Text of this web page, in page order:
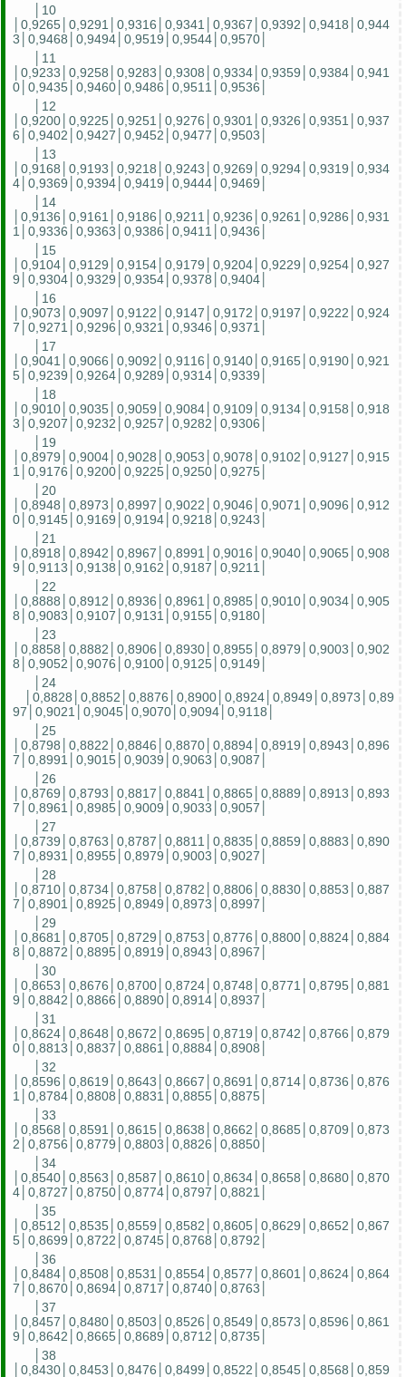
│10
│0,9265│0,9291│0,9316│0,9341│0,9367│0,9392│0,9418│0,944
3│0,9468│0,9494│0,9519│0,9544│0,9570│
│11
│0,9233│0,9258│0,9283│0,9308│0,9334│0,9359│0,9384│0,941
0│0,9435│0,9460│0,9486│0,9511│0,9536│
│12
│0,9200│0,9225│0,9251│0,9276│0,9301│0,9326│0,9351│0,937
6│0,9402│0,9427│0,9452│0,9477│0,9503│
│13
│0,9168│0,9193│0,9218│0,9243│0,9269│0,9294│0,9319│0,934
4│0,9369│0,9394│0,9419│0,9444│0,9469│
│14
│0,9136│0,9161│0,9186│0,9211│0,9236│0,9261│0,9286│0,931
1│0,9336│0,9363│0,9386│0,9411│0,9436│
│15
│0,9104│0,9129│0,9154│0,9179│0,9204│0,9229│0,9254│0,927
9│0,9304│0,9329│0,9354│0,9378│0,9404│
│16
│0,9073│0,9097│0,9122│0,9147│0,9172│0,9197│0,9222│0,924
7│0,9271│0,9296│0,9321│0,9346│0,9371│
│17
│0,9041│0,9066│0,9092│0,9116│0,9140│0,9165│0,9190│0,921
5│0,9239│0,9264│0,9289│0,9314│0,9339│
│18
│0,9010│0,9035│0,9059│0,9084│0,9109│0,9134│0,9158│0,918
3│0,9207│0,9232│0,9257│0,9282│0,9306│
│19
│0,8979│0,9004│0,9028│0,9053│0,9078│0,9102│0,9127│0,915
1│0,9176│0,9200│0,9225│0,9250│0,9275│
│20
│0,8948│0,8973│0,8997│0,9022│0,9046│0,9071│0,9096│0,912
0│0,9145│0,9169│0,9194│0,9218│0,9243│
│21
│0,8918│0,8942│0,8967│0,8991│0,9016│0,9040│0,9065│0,908
9│0,9113│0,9138│0,9162│0,9187│0,9211│
│22
│0,8888│0,8912│0,8936│0,8961│0,8985│0,9010│0,9034│0,905
8│0,9083│0,9107│0,9131│0,9155│0,9180│
│23
│0,8858│0,8882│0,8906│0,8930│0,8955│0,8979│0,9003│0,902
8│0,9052│0,9076│0,9100│0,9125│0,9149│
│24
│0,8828│0,8852│0,8876│0,8900│0,8924│0,8949│0,8973│0,89
97│0,9021│0,9045│0,9070│0,9094│0,9118│
│25
│0,8798│0,8822│0,8846│0,8870│0,8894│0,8919│0,8943│0,896
7│0,8991│0,9015│0,9039│0,9063│0,9087│
│26
│0,8769│0,8793│0,8817│0,8841│0,8865│0,8889│0,8913│0,893
7│0,8961│0,8985│0,9009│0,9033│0,9057│
│27
│0,8739│0,8763│0,8787│0,8811│0,8835│0,8859│0,8883│0,890
7│0,8931│0,8955│0,8979│0,9003│0,9027│
│28
│0,8710│0,8734│0,8758│0,8782│0,8806│0,8830│0,8853│0,887
7│0,8901│0,8925│0,8949│0,8973│0,8997│
│29
│0,8681│0,8705│0,8729│0,8753│0,8776│0,8800│0,8824│0,884
8│0,8872│0,8895│0,8919│0,8943│0,8967│
│30
│0,8653│0,8676│0,8700│0,8724│0,8748│0,8771│0,8795│0,881
9│0,8842│0,8866│0,8890│0,8914│0,8937│
│31
│0,8624│0,8648│0,8672│0,8695│0,8719│0,8742│0,8766│0,879
0│0,8813│0,8837│0,8861│0,8884│0,8908│
│32
│0,8596│0,8619│0,8643│0,8667│0,8691│0,8714│0,8736│0,876
1│0,8784│0,8808│0,8831│0,8855│0,8875│
│33
│0,8568│0,8591│0,8615│0,8638│0,8662│0,8685│0,8709│0,873
2│0,8756│0,8779│0,8803│0,8826│0,8850│
│34
│0,8540│0,8563│0,8587│0,8610│0,8634│0,8658│0,8680│0,870
4│0,8727│0,8750│0,8774│0,8797│0,8821│
│35
│0,8512│0,8535│0,8559│0,8582│0,8605│0,8629│0,8652│0,867
5│0,8699│0,8722│0,8745│0,8768│0,8792│
│36
│0,8484│0,8508│0,8531│0,8554│0,8577│0,8601│0,8624│0,864
7│0,8670│0,8694│0,8717│0,8740│0,8763│
│37
│0,8457│0,8480│0,8503│0,8526│0,8549│0,8573│0,8596│0,861
9│0,8642│0,8665│0,8689│0,8712│0,8735│
│38
│0,8430│0,8453│0,8476│0,8499│0,8522│0,8545│0,8568│0,859